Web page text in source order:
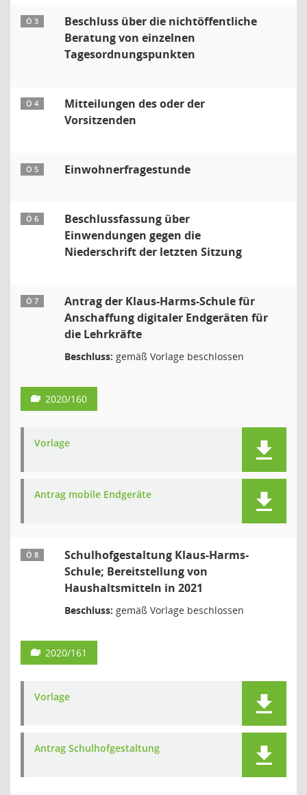
Ö 3
Beschluss über die nichtöffentliche
Beratung von einzelnen
Tagesordnungspunkten
Ö 4
Mitteilungen des oder der
Vorsitzenden
Ö 5 Einwohnerfragestunde
Ö 6
Beschlussfassung über
Einwendungen gegen die
Niederschrift der letzten Sitzung
Ö 7
Antrag der Klaus-Harms-Schule für
Anschaffung digitaler Endgeräten für
die Lehrkräfte
Beschluss: gemäß Vorlage beschlossen
2020/160
Vorlage
Antrag mobile Endgeräte
Ö 8
Schulhofgestaltung Klaus-Harms-
Schule; Bereitstellung von
Haushaltsmitteln in 2021
Beschluss: gemäß Vorlage beschlossen
2020/161
Vorlage
Antrag Schulhofgestaltung